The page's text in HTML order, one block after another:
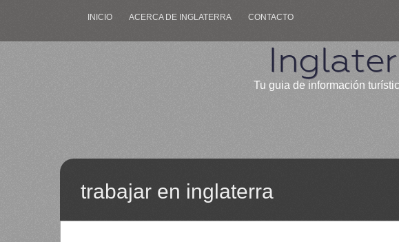
INICIO ACERCA DE INGLATERRA CONTACTO
Tu guia de información
trabajar en inglaterra